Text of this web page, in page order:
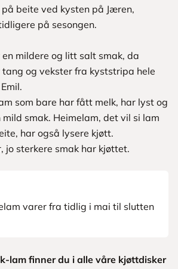
beite ved kysten på Jæren,
på sesongen.
mildere og litt salt smak, da
og vekster fra kyststripa hele
som bare har fått melk, har lyst og
smak. Heimelam, det vil si lam
har også lysere kjøtt.
jo sterkere smak har kjøttet.
varer fra tidlig i mai til slutten
lam finner du i alle våre kjøttdisker